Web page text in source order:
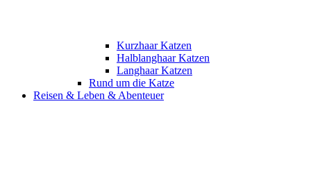
Kurzhaar Katzen
Halblanghaar Katzen
Langhaar Katzen
Rund um die Katze
Reisen & Leben & Abenteuer